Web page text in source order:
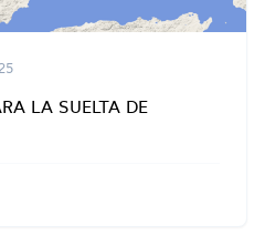
LA SUELTA DE